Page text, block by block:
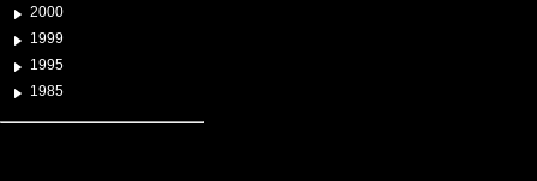
2000
1999
1995
1985